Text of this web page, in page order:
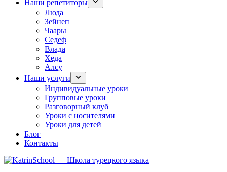
Наши репетиторы
Люда
Зейнеп
Чаары
Седеф
Влада
Хеда
Алсу
Наши услуги
Индивидуальные уроки
Групповые уроки
Разговорный клуб
Уроки с носителями
Уроки для детей
Блог
Контакты